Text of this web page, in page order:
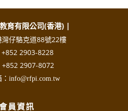
育有限公司(香港) |
仔駱克道88號22樓
+852 2903-8228
2907-8072
：info@rfpi.com.tw
員資訊